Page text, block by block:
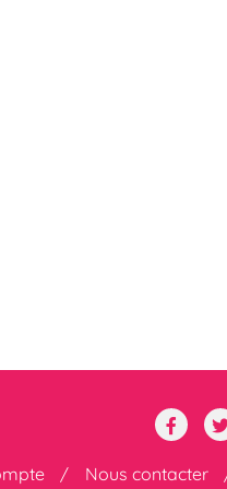
Nous contacter